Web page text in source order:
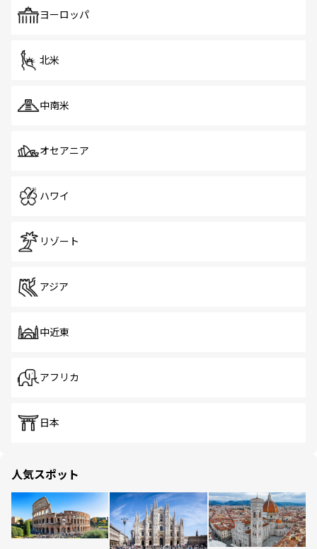
で、ホーカーズは地元の風情を楽しめる外せないスポット
ヨーロッパ
北米
中南米
オセアニア
ハワイ
リゾート
アジア
中近東
アフリカ
日本
人気スポット